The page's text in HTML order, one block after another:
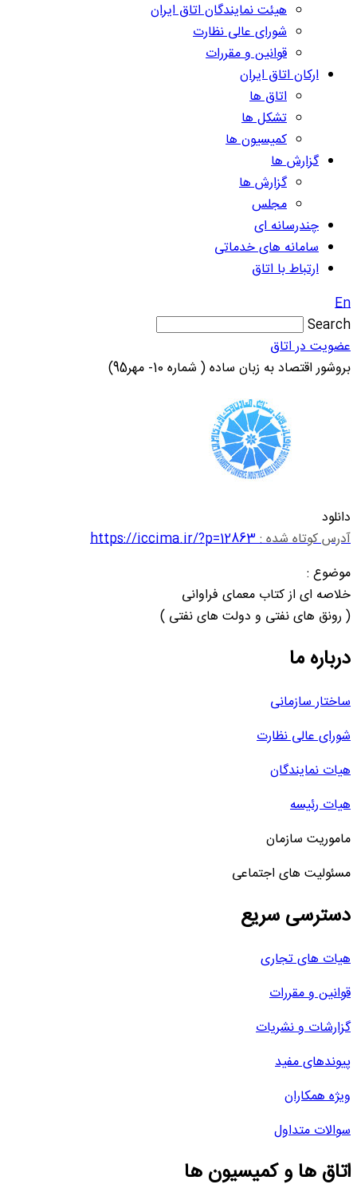
هیئت نمایندگان اتاق ایران
شورای عالی نظارت
قوانین و مقررات
ارکان اتاق ایران
اتاق ها
تشکل ها
کمیسیون ها
گزارش ها
گزارش ها
مجلس
چندرسانه ای
سامانه های خدماتی
ارتباط با اتاق
En
Search
عضویت در اتاق
بروشور اقتصاد به زبان ساده ( شماره 10- مهر95)
دانلود
آدرس کوتاه شده :https://iccima.ir/?p=12863
موضوع :
خلاصه ای از کتاب معمای فراوانی
( رونق های نفتی و دولت های نفتی )
درباره ما
ساختار سازمانی
شورای عالی نظارت
هیات نمایندگان
هیات رئیسه
ماموریت سازمان
مسئولیت های اجتماعی
دسترسی سریع
هیات های تجاری
قوانین و مقررات
گزارشات و نشریات
پیوندهای مفید
ویژه همکاران
سوالات متداول
اتاق ها و کمیسیون ها